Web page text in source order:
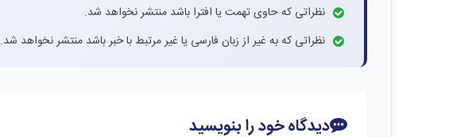
نظراتی که حاوی تهمت یا افترا باشد منتشر نخواهد شد.
نظراتی که به غیر از زبان فارسی یا غیر مرتبط با خبر باشد منتشر نخواهد شد.
دیدگاه خود را بنویسید